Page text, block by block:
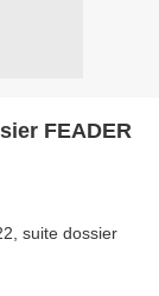
FEADER